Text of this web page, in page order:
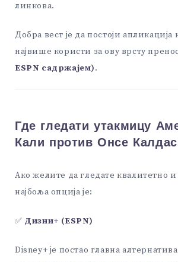
линкова.
Добра вест је да постоји апликација
највише користи за ову врсту
ESPN садржајем).
Где гледати утакмицу
Кали против Онсе
Ако желите да гледате квалитетно
најбоља опција је:
✅ Дизни+ (ESPN)
Disney+ је постао главна